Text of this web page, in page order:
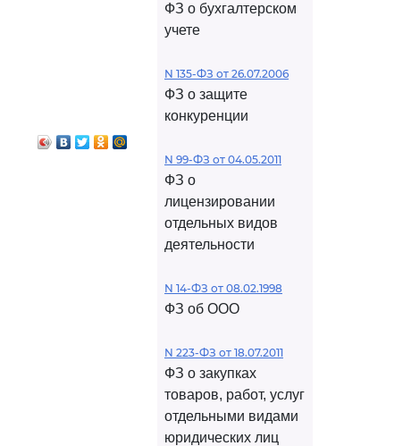
ФЗ о бухгалтерском
учете
N 135-ФЗ от 26.07.2006
ФЗ о защите
конкуренции
N 99-ФЗ от 04.05.2011
ФЗ о
лицензировании
отдельных видов
деятельности
N 14-ФЗ от 08.02.1998
ФЗ об ООО
N 223-ФЗ от 18.07.2011
ФЗ о закупках
товаров, работ, услуг
отдельными видами
юридических лиц